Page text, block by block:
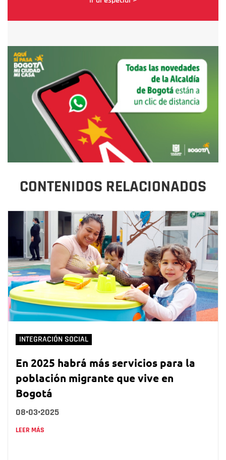
CONTENIDOS RELACIONADOS
INTEGRACIÓN SOCIAL
En 2025 habrá más servicios para la
población migrante que vive en
Bogotá
08•03•2025
LEER MÁS